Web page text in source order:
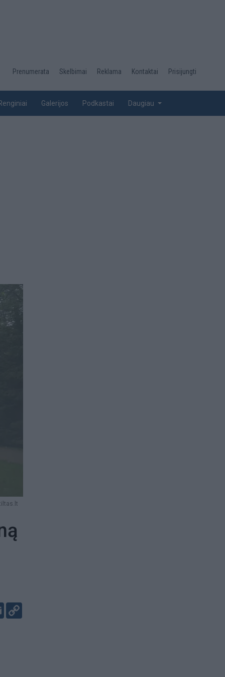
Desktop
top
Prenumerata Skelbimai Reklama Kontaktai Prisijungti
Galerijos Podkastai Daugiau
Email